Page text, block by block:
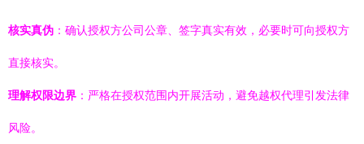
核实真伪 ：确认授权方公司公章、签字真实有效，必要时可向授权方
直接核实。
理解权限边界 ：严格在授权范围内开展活动，避免越权代理引发法律
风险。